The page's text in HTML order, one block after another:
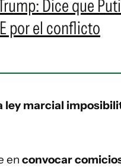
Dice que
por el conflicto
ley marcial
en convocar